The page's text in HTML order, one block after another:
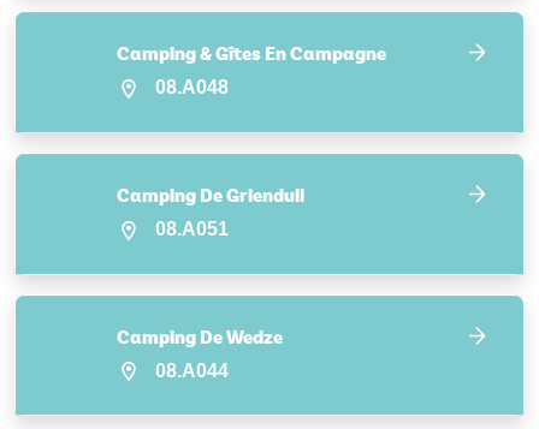
Camping & Gîtes En Campagne
08.A048
Camping De Grienduil
08.A051
Camping De Wedze
08.A044